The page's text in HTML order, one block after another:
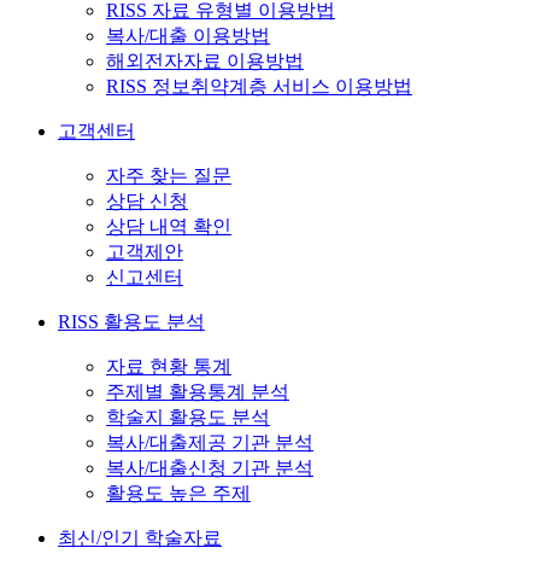
RISS 자료 유형별 이용방법
복사/대출 이용방법
해외전자자료 이용방법
RISS 정보취약계층 서비스 이용방법
고객센터
자주 찾는 질문
상담 신청
상담 내역 확인
고객제안
신고센터
RISS 활용도 분석
자료 현황 통계
주제별 활용통계 분석
학술지 활용도 분석
복사/대출제공 기관 분석
복사/대출신청 기관 분석
활용도 높은 주제
최신/인기 학술자료